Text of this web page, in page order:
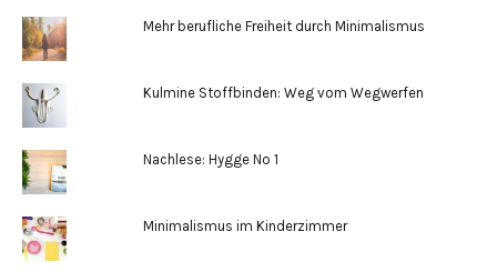
Mehr berufliche Freiheit durch Minimalismus
Kulmine Stoffbinden: Weg vom Wegwerfen
Nachlese: Hygge No 1
Minimalismus im Kinderzimmer